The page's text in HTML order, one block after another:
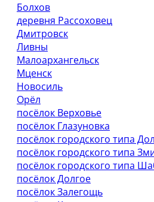
Болхов
деревня Рассоховец
Дмитровск
Ливны
Малоархангельск
Мценск
Новосиль
Орёл
посёлок Верховье
посёлок Глазуновка
посёлок городского типа
посёлок городского типа
посёлок городского типа
посёлок Долгое
посёлок Залегощь